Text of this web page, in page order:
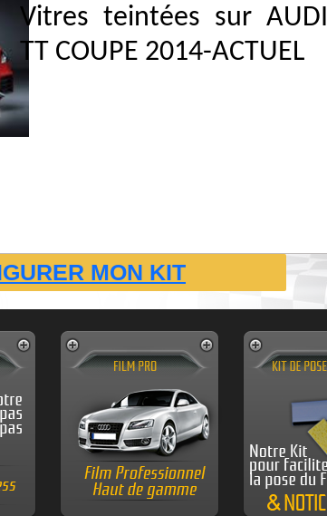
Vitres teintées sur AUDI
TT COUPE 2014-ACTUEL
MON KIT